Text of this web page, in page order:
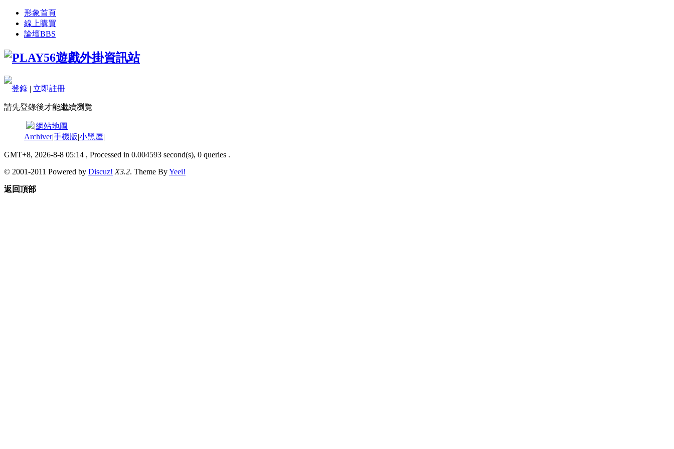
形象首頁
線上購買
論壇BBS
登錄 | 立即註冊
請先登錄後才能繼續瀏覽
|網站地圖
Archiver|手機版|小黑屋|
GMT+8, 2026-8-8 05:14 , Processed in 0.004593 second(s), 0 queries .
© 2001-2011 Powered by Discuz! X3.2. Theme ByYeei!
返回頂部